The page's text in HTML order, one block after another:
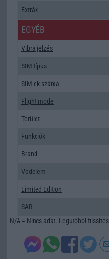
Extrák
EGYÉB
Vibra jelzés
SIM típus
SIM-ek száma
Flight mode
Terület
Funkciók
Brand
Védelem
Limited Edition
SAR
N/A = Nincs adat. Legutóbbi